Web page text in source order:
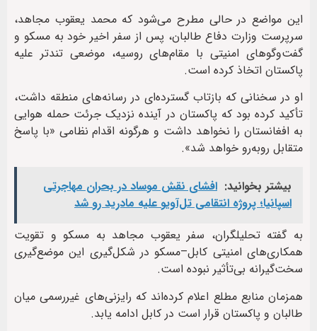
این مواضع در حالی مطرح می‌شود که محمد یعقوب مجاهد،
سرپرست وزارت دفاع طالبان، پس از سفر اخیر خود به مسکو و
گفت‌وگوهای امنیتی با مقام‌های روسیه، موضعی تندتر علیه
پاکستان اتخاذ کرده است.
او در سخنانی که بازتاب گسترده‌ای در رسانه‌های منطقه داشت،
تأکید کرده بود که پاکستان در آینده نزدیک جرئت حمله هوایی
به افغانستان را نخواهد داشت و هرگونه اقدام نظامی «با پاسخ
متقابل روبه‌رو خواهد شد».
بیشتر بخوانید: افشای نقش موساد در بحران مهاجرتی
اسپانیا؛ پروژه انتقامی تل‌آویو علیه مادرید رو شد
به گفته تحلیلگران، سفر یعقوب مجاهد به مسکو و تقویت
همکاری‌های امنیتی کابل–مسکو در شکل‌گیری این موضع‌گیری
سخت‌گیرانه بی‌تأثیر نبوده است.
همزمان منابع مطلع اعلام کرده‌اند که رایزنی‌های غیررسمی میان
طالبان و پاکستان قرار است در کابل ادامه یابد.